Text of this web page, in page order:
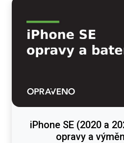
iPhone SE (2020 a
opravy a